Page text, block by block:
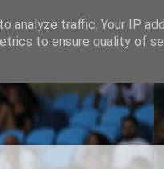
analyze traffic. Your IP
to ensure quality of